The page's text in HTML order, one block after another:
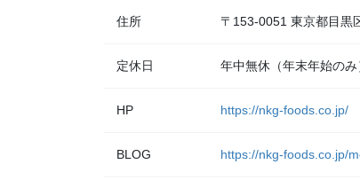
住所 〒153-0051 東京都目黒
定休日 年中無休（年末年始のみ
HP https://nkg-foods.co.jp/
BLOG https://nkg-foods.co.jp/